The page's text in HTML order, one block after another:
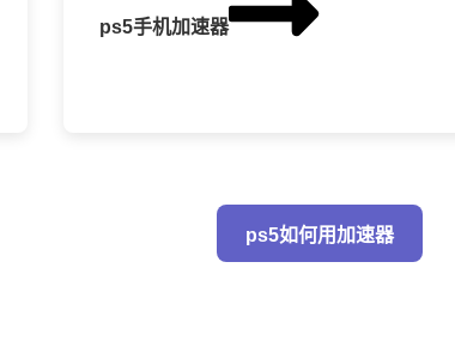
ps5手机加速器
ps5如何用加速器